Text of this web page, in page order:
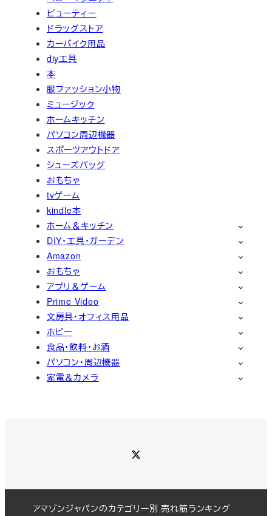
ビューティー
ドラッグストア
カーバイク用品
diy工具
本
服ファッション小物
ミュージック
ホームキッチン
パソコン周辺機器
スポーツアウトドア
シューズバッグ
おもちゃ
tvゲーム
kindle本
ホーム＆キッチン
DIY・工具・ガーデン
Amazon
おもちゃ
アプリ＆ゲーム
Prime Video
文房具・オフィス用品
ホビー
食品・飲料・お酒
パソコン・周辺機器
家電＆カメラ
アマゾンジャパンのカテゴリー別 売れ筋ランキング